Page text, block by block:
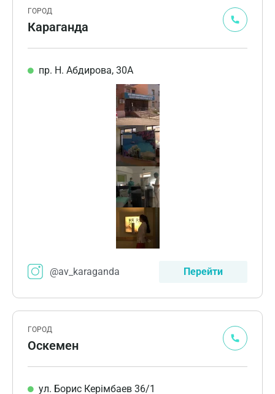
ГОРОД
Караганда
пр. Н. Абдирова, 30А
@av_karaganda Перейти
ГОРОД
Оскемен
ул. Борис Керімбаев 36/1